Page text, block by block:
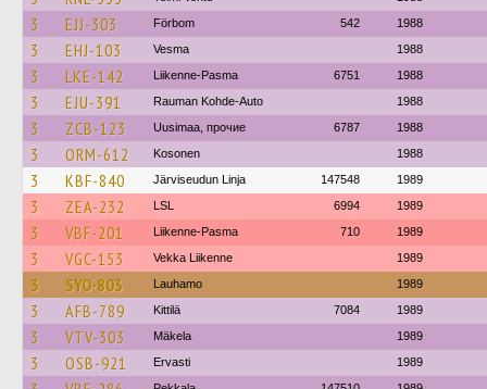
3 EJJ-303 Förbom 542 1988
3 EHJ-103 Vesma 1988
3 LKE-142 Liikenne-Pasma 6751 1988
3 EJU-391 Rauman Kohde-Auto 1988
3 ZCB-123 Uusimaa, прочие 6787 1988
3 ORM-612 Kosonen 1988
3 KBF-840 Järviseudun Linja 147548 1989
3 ZEA-232 LSL 6994 1989
3 VBF-201 Liikenne-Pasma 710 1989
3 VGC-153 Vekka Liikenne 1989
3 SYO-803 Lauhamo 1989
3 AFB-789 Kittilä 7084 1989
3 VTV-303 Mäkela 1989
3 OSB-921 Ervasti 1989